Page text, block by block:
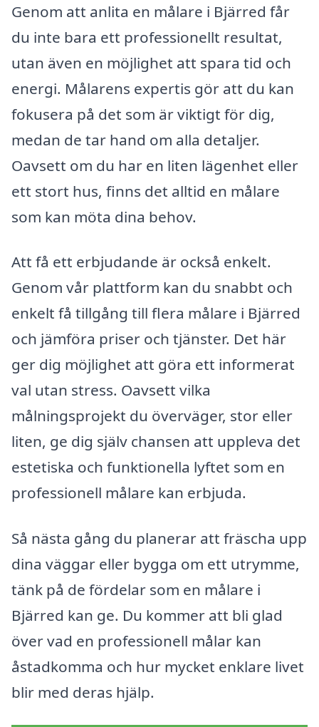
Genom att anlita en målare i Bjärred får
du inte bara ett professionellt resultat,
utan även en möjlighet att spara tid och
energi. Målarens expertis gör att du kan
fokusera på det som är viktigt för dig,
medan de tar hand om alla detaljer.
Oavsett om du har en liten lägenhet eller
ett stort hus, finns det alltid en målare
som kan möta dina behov.
Att få ett erbjudande är också enkelt.
Genom vår plattform kan du snabbt och
enkelt få tillgång till flera målare i Bjärred
och jämföra priser och tjänster. Det här
ger dig möjlighet att göra ett informerat
val utan stress. Oavsett vilka
målningsprojekt du överväger, stor eller
liten, ge dig själv chansen att uppleva det
estetiska och funktionella lyftet som en
professionell målare kan erbjuda.
Så nästa gång du planerar att fräscha upp
dina väggar eller bygga om ett utrymme,
tänk på de fördelar som en målare i
Bjärred kan ge. Du kommer att bli glad
över vad en professionell målar kan
åstadkomma och hur mycket enklare livet
blir med deras hjälp.